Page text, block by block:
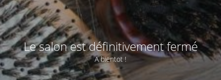
Le salon est définitivement fermé
A bientot !